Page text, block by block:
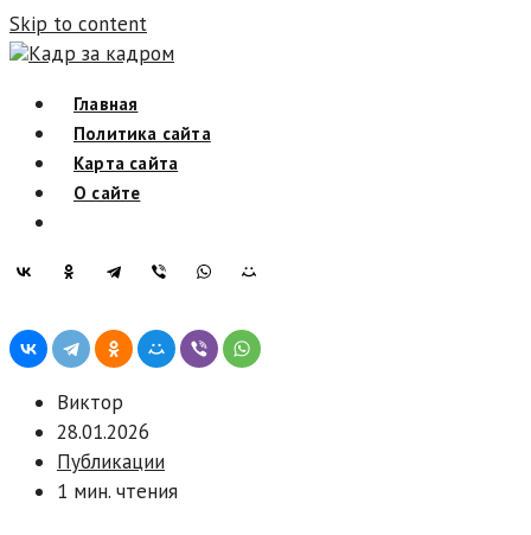
Skip to content
Кадр за кадром
Главная
Политика сайта
Карта сайта
О сайте
Виктор
28.01.2026
Публикации
1 мин. чтения